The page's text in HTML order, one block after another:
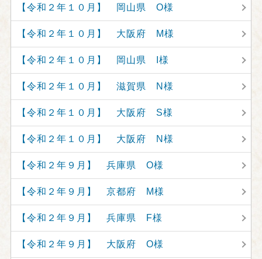
【令和２年１０月】 岡山県 O様
【令和２年１０月】 大阪府 M様
【令和２年１０月】 岡山県 I様
【令和２年１０月】 滋賀県 N様
【令和２年１０月】 大阪府 S様
【令和２年１０月】 大阪府 N様
【令和２年９月】 兵庫県 O様
【令和２年９月】 京都府 M様
【令和２年９月】 兵庫県 F様
【令和２年９月】 大阪府 O様